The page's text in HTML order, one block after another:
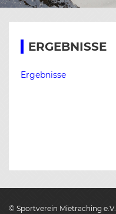
ERGEBNISSE
Ergebnisse
© Sportverein Mietraching e.V.